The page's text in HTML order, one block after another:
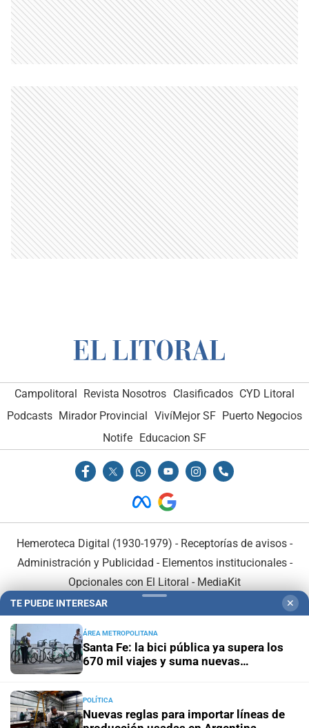
Campolitoral Revista Nosotros Clasificados CYD Litoral
Podcasts Mirador Provincial VivíMejor SF Puerto Negocios
Notife Educacion SF
Hemeroteca Digital (1930-1979) - Receptorías de avisos -
Administración y Publicidad - Elementos institucionales-
Opcionales con El Litoral - MediaKit
En Asociación con:
TE PUEDE INTERESAR ✕
ÁREA METROPOLITANA
Santa Fe: la bici pública ya supera los
670 mil viajes y suma nuevas
POLÍTICA
Nuevas reglas para importar líneas de